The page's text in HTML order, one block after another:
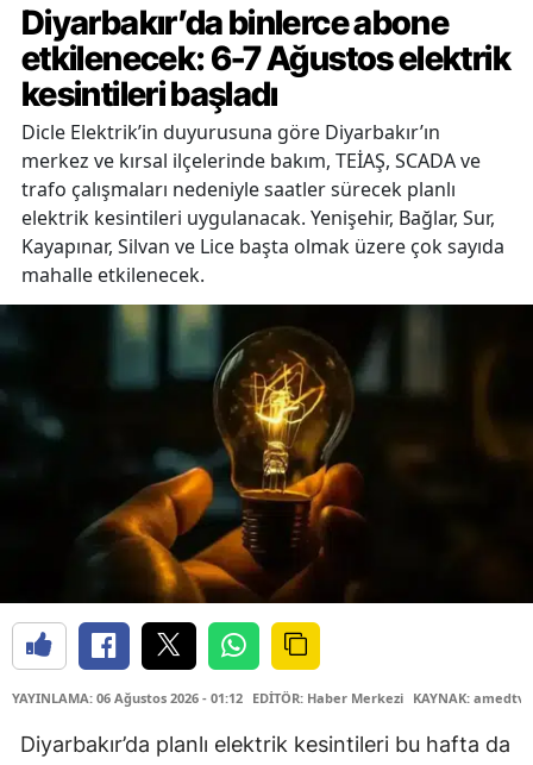
Diyarbakır’da binlerce abone
etkilenecek: 6-7 Ağustos elektrik
kesintileri başladı
Dicle Elektrik’in duyurusuna göre Diyarbakır’ın
merkez ve kırsal ilçelerinde bakım, TEİAŞ, SCADA ve
trafo çalışmaları nedeniyle saatler sürecek planlı
elektrik kesintileri uygulanacak. Yenişehir, Bağlar, Sur,
Kayapınar, Silvan ve Lice başta olmak üzere çok sayıda
mahalle etkilenecek.
YAYINLAMA: 06 Ağustos 2026 - 01:12 EDİTÖR: Haber Merkezi KAYNAK:
Diyarbakır’da planlı elektrik kesintileri bu hafta da